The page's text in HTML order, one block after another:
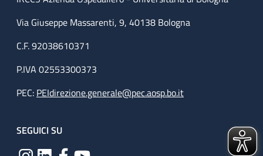
Via Giuseppe Massarenti, 9, 40138 Bologna
C.F. 92038610371
P.IVA 02553300373
PEC: PEIdirezione.generale@pec.aosp.bo.it
SEGUICI SU